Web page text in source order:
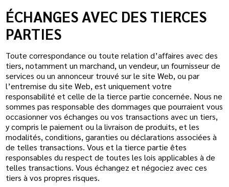
ÉCHANGES AVEC DES TIERCES
PARTIES
Toute correspondance ou toute relation d’affaires avec des
tiers, notamment un marchand, un vendeur, un fournisseur de
services ou un annonceur trouvé sur le site Web, ou par
l’entremise du site Web, est uniquement votre
responsabilité et celle de la tierce partie concernée. Nous ne
sommes pas responsable des dommages que pourraient vous
occasionner vos échanges ou vos transactions avec un tiers,
y compris le paiement ou la livraison de produits, et les
modalités, conditions, garanties ou déclarations associées à
de telles transactions. Vous et la tierce partie êtes
responsables du respect de toutes les lois applicables à de
telles transactions. Vous échangez et négociez avec ces
tiers à vos propres risques.